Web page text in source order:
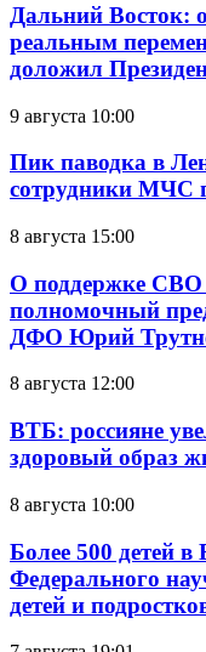
Дальний Восток:
реальным
доложил
9 августа 10:00
Пик паводка в
сотрудники МЧС
8 августа 15:00
О поддержке СВО
полномочный
ДФО Юрий
8 августа 12:00
ВТБ: россияне
здоровый образ
8 августа 10:00
Более 500 детей
Федерального
детей и